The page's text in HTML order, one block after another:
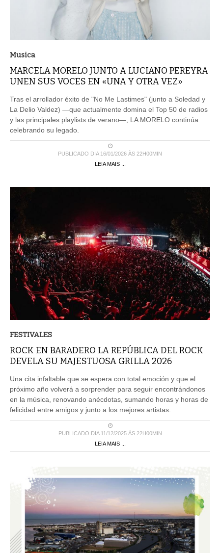
Musica
MARCELA MORELO JUNTO A LUCIANO PEREYRA
UNEN SUS VOCES EN «UNA Y OTRA VEZ»
Tras el arrollador éxito de "No Me Lastimes" (junto a Soledad y
La Delio Valdez) —que actualmente domina el Top 50 de radios
y las principales playlists de verano—, LA MORELO continúa
celebrando su legado.
PUBLICADO DIA 16/01/2026 ÀS 22H00MIN
LEIA MAIS ...
FESTIVALES
ROCK EN BARADERO LA REPÚBLICA DEL ROCK
DEVELA SU MAJESTUOSA GRILLA 2026
Una cita infaltable que se espera con total emoción y que el
próximo año volverá a sorprender para seguir encontrándonos
en la música, renovando anécdotas, sumando horas y horas de
felicidad entre amigos y junto a los mejores artistas.
PUBLICADO DIA 11/12/2025 ÀS 22H00MIN
LEIA MAIS ...